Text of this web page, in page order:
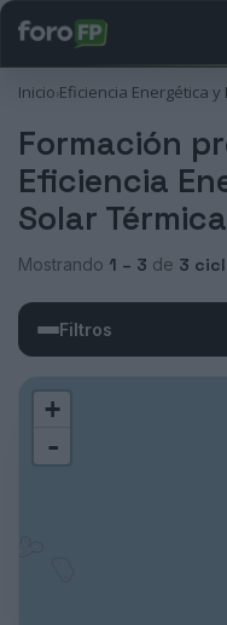
Inicio›Eficiencia Energética
Formación
Eficiencia
Solar
Mostrando 1 – 3 de 3
Filtros
+
-